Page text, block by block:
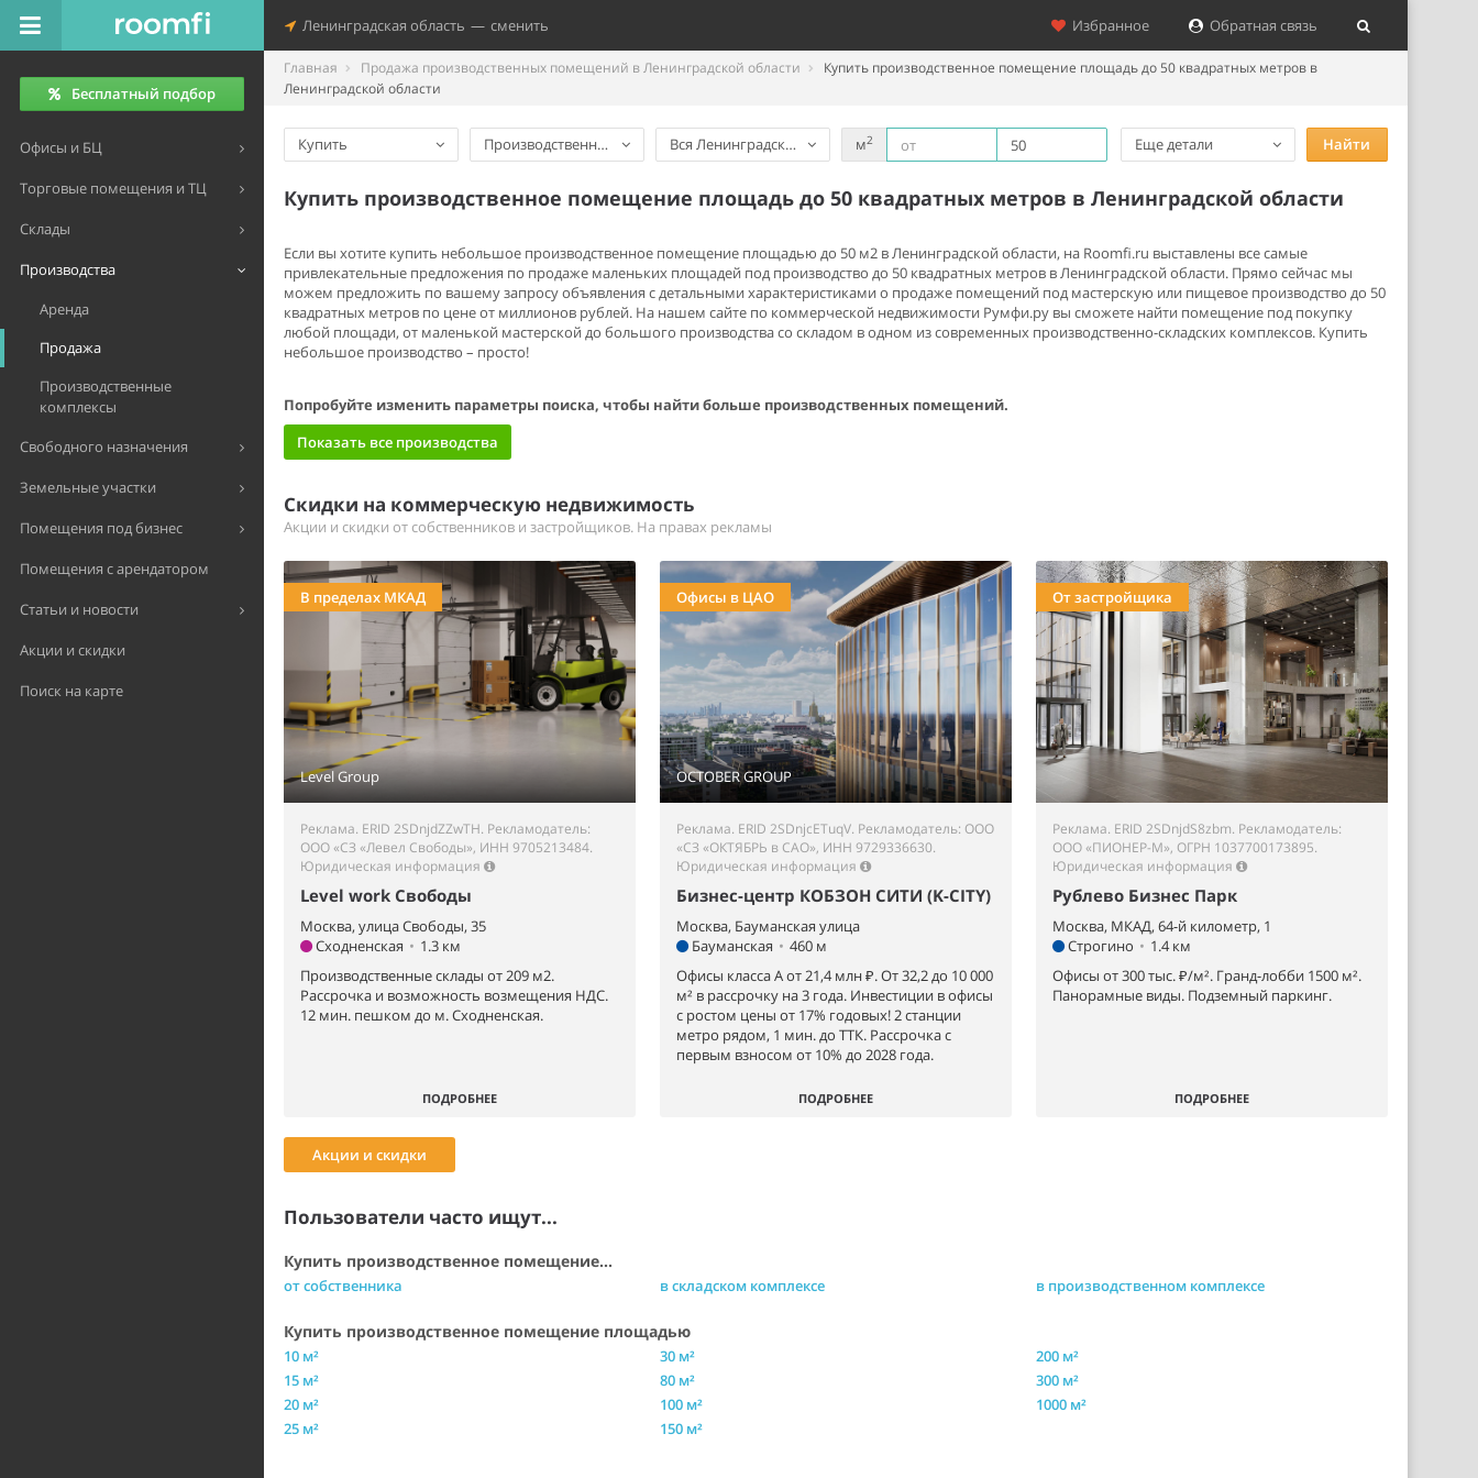
Ленинградская область — сменить Избранное Обратная связь
Бесплатный подбор
Офисы и БЦ
Торговые помещения и ТЦ
Склады
Производства
Аренда
Продажа
Производственные
комплексы
Свободного назначения
Земельные участки
Помещения под бизнес
Помещения с арендатором
Статьи и новости
Акции и скидки
Поиск на карте
Главная Продажа производственных помещений в Ленинградской области
Купить производственное помещение площадь до 50 квадратных метров в
Ленинградской области
Купить Производственное помещениеВся Ленинградская областьм2 Еще детали Найти
Купить производственное помещение площадь до 50 квадратных метров в Ленинградской области
Если вы хотите купить небольшое производственное помещение площадью до 50 м2 в Ленинградской области, на Roomfi.ru выставлены все самые
привлекательные предложения по продаже маленьких площадей под производство до 50 квадратных метров в Ленинградской области. Прямо сейчас мы
можем предложить по вашему запросу объявления с детальными характеристиками о продаже помещений под мастерскую или пищевое производство до 50
квадратных метров по цене от миллионов рублей. На нашем сайте по коммерческой недвижимости Румфи.ру вы сможете найти помещение под покупку
любой площади, от маленькой мастерской до большого производства со складом в одном из современных производственно-складских комплексов. Купить
небольшое производство – просто!
Попробуйте изменить параметры поиска, чтобы найти больше производственных помещений.
Показать все производства
Скидки на коммерческую недвижимость
Акции и скидки от собственников и застройщиков. На правах рекламы
Level Group
В пределах МКАД
Реклама. ERID 2SDnjdZZwTH. Рекламодатель:
ООО «СЗ «Левел Свободы», ИНН 9705213484.
Юридическая информация
Level work Свободы
Москва, улица Свободы, 35
Сходненская • 1.3 км
Производственные склады от 209 м2.
Рассрочка и возможность возмещения НДС.
12 мин. пешком до м. Сходненская.
ПОДРОБНЕЕ
OCTOBER GROUP
Офисы в ЦАО
Реклама. ERID 2SDnjcETuqV. Рекламодатель: ООО
«СЗ «ОКТЯБРЬ в САО», ИНН 9729336630.
Юридическая информация
Бизнес-центр КОБЗОН СИТИ (K-CITY)
Москва, Бауманская улица
Бауманская • 460 м
Офисы класса А от 21,4 млн ₽. От 32,2 до 10 000
м² в рассрочку на 3 года. Инвестиции в офисы
с ростом цены от 17% годовых! 2 станции
метро рядом, 1 мин. до ТТК. Рассрочка с
первым взносом от 10% до 2028 года.
ПОДРОБНЕЕ
От застройщика
Реклама. ERID 2SDnjdS8zbm. Рекламодатель:
ООО «ПИОНЕР-М», ОГРН 1037700173895.
Юридическая информация
Рублево Бизнес Парк
Москва, МКАД, 64-й километр, 1
Строгино • 1.4 км
Офисы от 300 тыс. ₽/м². Гранд-лобби 1500 м².
Панорамные виды. Подземный паркинг.
ПОДРОБНЕЕ
Акции и скидки
Пользователи часто ищут...
Купить производственное помещение...
от собственника в складском комплексе в производственном комплексе
Купить производственное помещение площадью
10 м²
15 м²
20 м²
25 м²
30 м²
80 м²
100 м²
150 м²
200 м²
300 м²
1000 м²